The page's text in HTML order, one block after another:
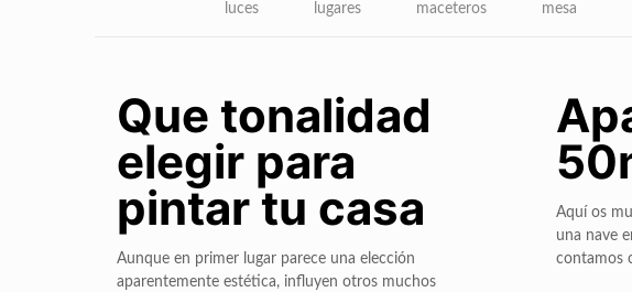
luces lugares maceteros mesa
Que tonalidad
elegir para
pintar tu casa
Aunque en primer lugar parece una elección
aparentemente estética, influyen otros muchos
Aquí os
una nave
contamos